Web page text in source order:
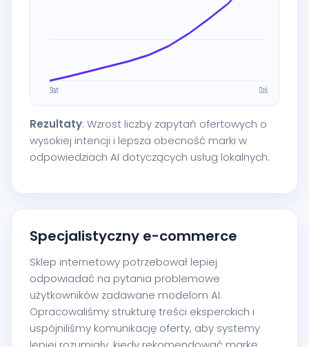
Rezultaty: Wzrost liczby zapytań ofertowych o
wysokiej intencji i lepsza obecność marki w
odpowiedziach AI dotyczących usług lokalnych.
Specjalistyczny e-commerce
Sklep internetowy potrzebował lepiej
odpowiadać na pytania problemowe
użytkowników zadawane modelom AI.
Opracowaliśmy strukturę treści eksperckich i
uspójniliśmy komunikację oferty, aby systemy